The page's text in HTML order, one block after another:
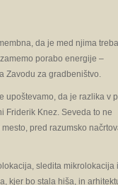
da je med njima treba
porabo energije –
Zavodu za gradbeništvo.
upoštevamo, da je razlika v
Friderik Knez. Seveda to ne
pred razumsko
sledita mikrolokacija
kjer bo stala hiša, in